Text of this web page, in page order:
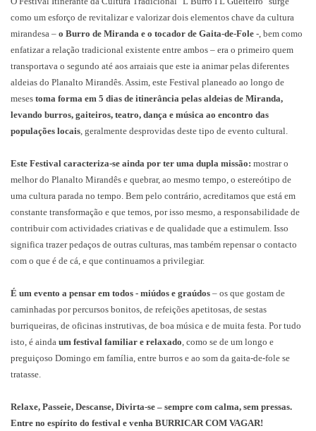
como um esforço de revitalizar e valorizar dois elementos chave da cultura
mirandesa – o Burro de Miranda e o tocador de Gaita-de-Fole -, bem como
enfatizar a relação tradicional existente entre ambos – era o primeiro quem
transportava o segundo até aos arraiais que este ia animar pelas diferentes
aldeias do Planalto Mirandês. Assim, este Festival planeado ao longo de
meses toma forma em 5 dias de itinerância pelas aldeias de Miranda,
levando burros, gaiteiros, teatro, dança e música ao encontro das
populações locais, geralmente desprovidas deste tipo de evento cultural.
Este Festival caracteriza-se ainda por ter uma dupla missão: mostrar o
melhor do Planalto Mirandês e quebrar, ao mesmo tempo, o estereótipo de
uma cultura parada no tempo. Bem pelo contrário, acreditamos que está em
constante transformação e que temos, por isso mesmo, a responsabilidade de
contribuir com actividades criativas e de qualidade que a estimulem. Isso
significa trazer pedaços de outras culturas, mas também repensar o contacto
com o que é de cá, e que continuamos a privilegiar.
É um evento a pensar em todos - miúdos e graúdos – os que gostam de
caminhadas por percursos bonitos, de refeições apetitosas, de sestas
burriqueiras, de oficinas instrutivas, de boa música e de muita festa. Por tudo
isto, é ainda um festival familiar e relaxado, como se de um longo e
preguiçoso Domingo em família, entre burros e ao som da gaita-de-fole se
tratasse.
Relaxe, Passeie, Descanse, Divirta-se – sempre com calma, sem pressas.
Entre no espírito do festival e venha BURRICAR COM VAGAR!